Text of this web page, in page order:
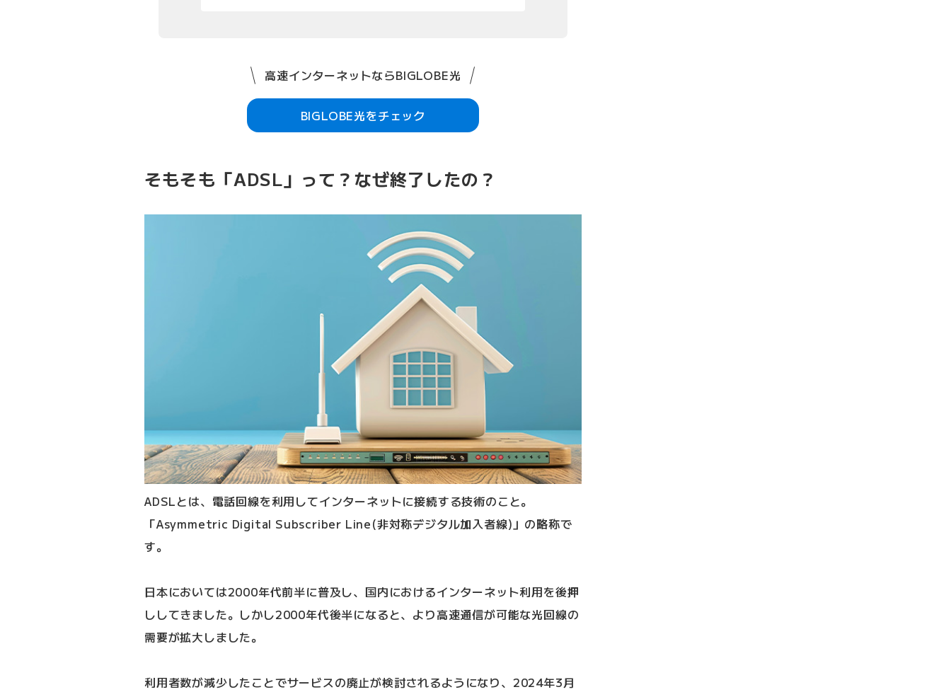
高速インターネットならBIGLOBE光
BIGLOBE光をチェック
そもそも「ADSL」って？なぜ終了したの？
ADSLとは、電話回線を利用してインターネットに接続する技術のこと。
「Asymmetric Digital Subscriber Line(非対称デジタル加入者線)」の略称で
す。
日本においては2000年代前半に普及し、国内におけるインターネット利用を後押
ししてきました。しかし2000年代後半になると、より高速通信が可能な光回線の
需要が拡大しました。
利用者数が減少したことでサービスの廃止が検討されるようになり、2024年3月